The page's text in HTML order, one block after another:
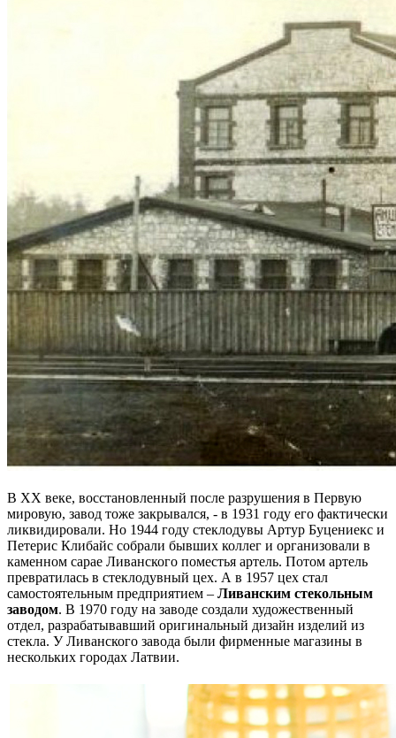
В XX веке, восстановленный после разрушения в Первую
мировую, завод тоже закрывался, - в 1931 году его фактически
ликвидировали. Но 1944 году стеклодувы Артур Буцениекс и
Петерис Клибайс собрали бывших коллег и организовали в
каменном сарае Ливанского поместья артель. Потом артель
превратилась в стеклодувный цех. А в 1957 цех стал
самостоятельным предприятием – Ливанским стекольным
заводом. В 1970 году на заводе создали художественный
отдел, разрабатывавший оригинальный дизайн изделий из
стекла. У Ливанского завода были фирменные магазины в
нескольких городах Латвии.